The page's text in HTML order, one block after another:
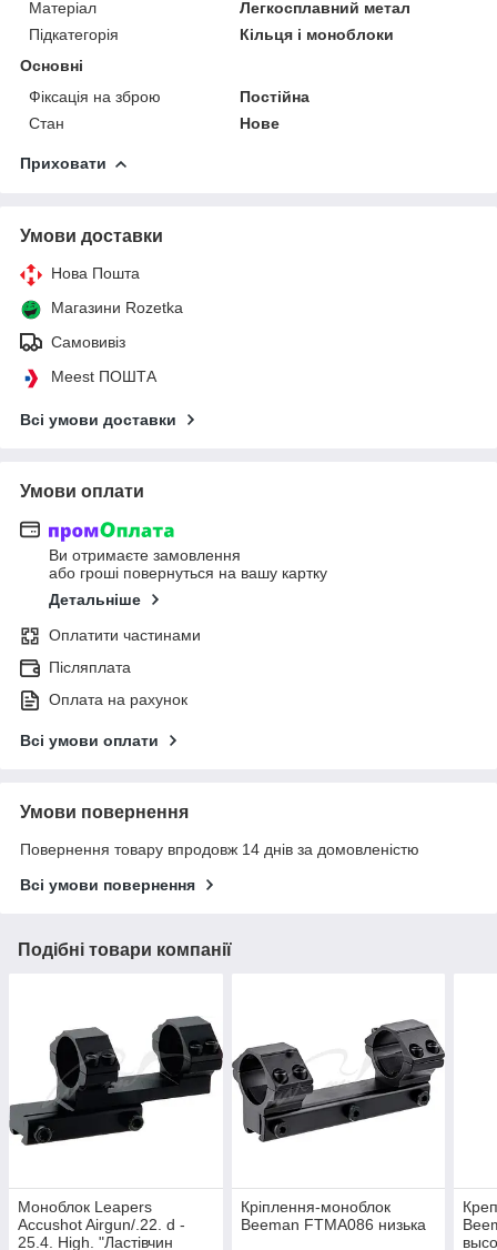
Матеріал
Легкосплавний метал
Підкатегорія
Кільця і моноблоки
Основні
Фіксація на зброю
Постійна
Стан
Нове
Приховати
Умови доставки
Нова Пошта
Магазини Rozetka
Самовивіз
Meest ПОШТА
Всі умови доставки
Умови оплати
Ви отримаєте замовлення
або гроші повернуться на вашу картку
Детальніше
Оплатити частинами
Післяплата
Оплата на рахунок
Всі умови оплати
Умови повернення
Повернення товару впродовж 14 днів за домовленістю
Всі умови повернення
Подібні товари компанії
Моноблок Leapers
Accushot Airgun/.22. d -
25.4. High. "Ластівчин
Кріплення-моноблок
Beeman FTMA086 низька